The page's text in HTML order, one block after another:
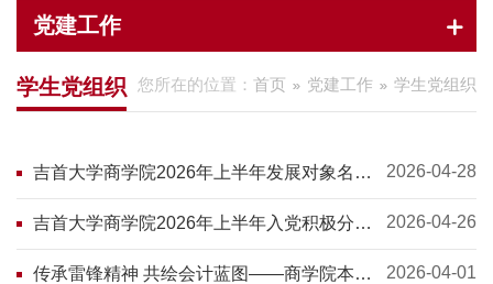
党建工作
您所在的位置： 首页 党建工作 学生党组织
学生党组织
吉首大学商学院2026年上半年发展对象名单
公示
2026-04-28
吉首大学商学院2026年上半年入党积极分子
名单公示
2026-04-26
传承雷锋精神 共绘会计蓝图——商学院本硕
2026-04-01